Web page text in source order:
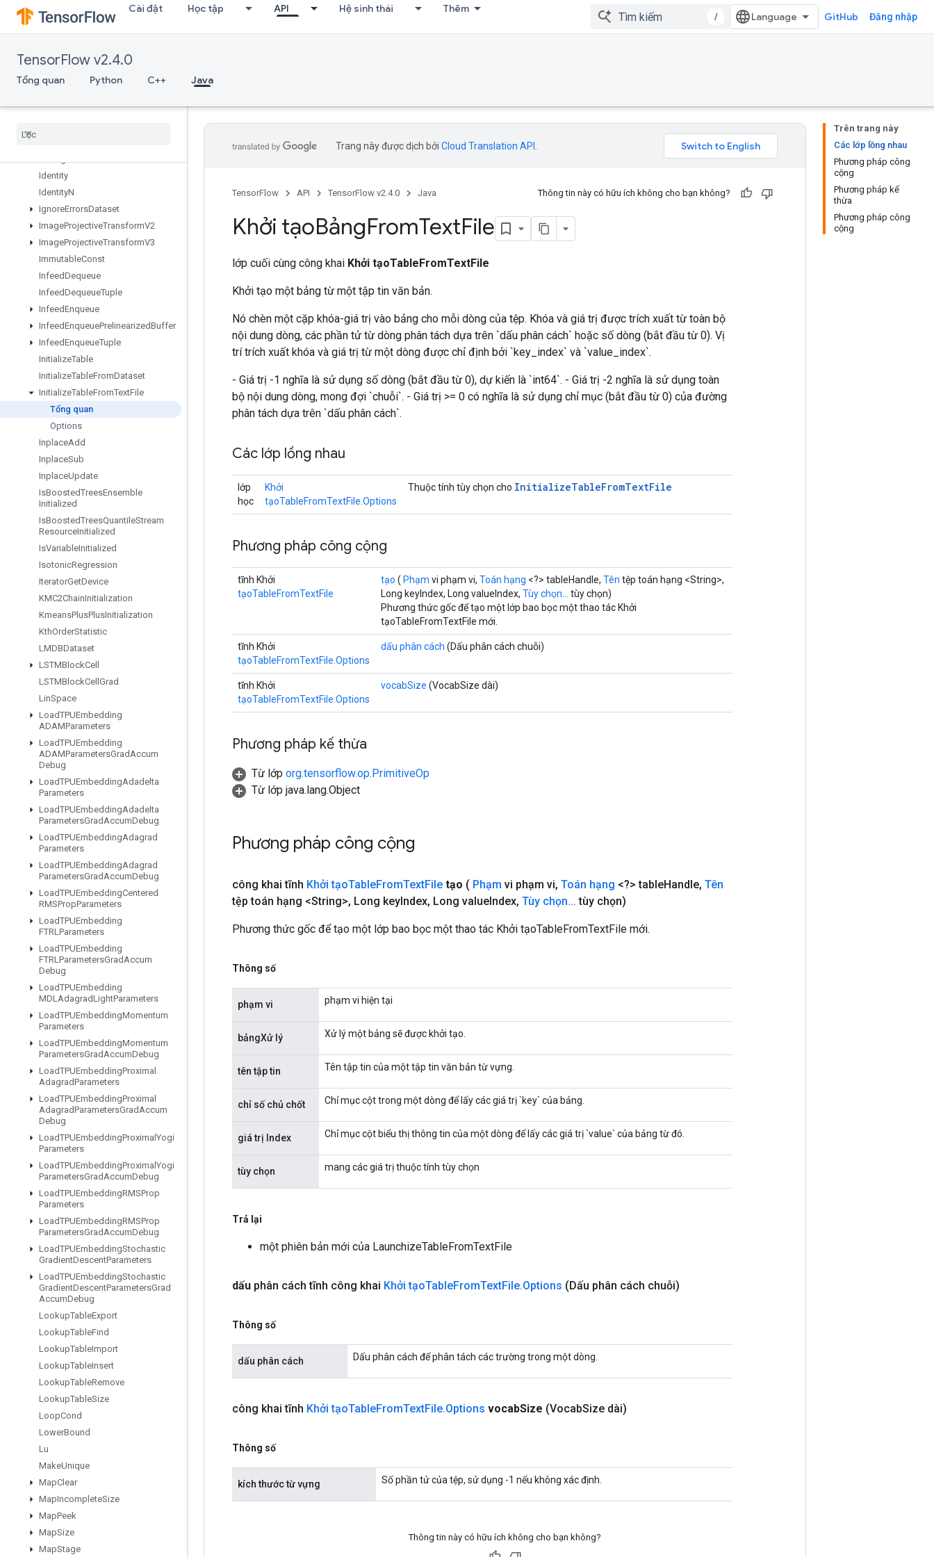
Cài đặt Học tập API Hệ sinh thái Thêm
/ GitHub Đăng nhập
TensorFlow v2.4.0
Tổng quan Python C++ Java
GRUBlockCellGrad
Gather
GenerateBoundingBoxProposals
GetSessionHandle
Gradients
Identity
IdentityN
IgnoreErrorsDataset
ImageProjectiveTransformV2
ImageProjectiveTransformV3
ImmutableConst
InfeedDequeue
InfeedDequeueTuple
InfeedEnqueue
InfeedEnqueuePrelinearizedBuffer
InfeedEnqueueTuple
InitializeTable
InitializeTableFromDataset
InitializeTableFromTextFile
Tổng quan
Options
InplaceAdd
InplaceSub
InplaceUpdate
IsBoostedTreesEnsemble
Initialized
IsBoostedTreesQuantileStream
ResourceInitialized
IsVariableInitialized
IsotonicRegression
IteratorGetDevice
KMC2ChainInitialization
KmeansPlusPlusInitialization
KthOrderStatistic
LMDBDataset
LSTMBlockCell
LSTMBlockCell Grad
LinSpace
LoadTPUEmbedding
ADAMParameters
LoadTPUEmbedding
ADAMParametersGradAccum
Debug
LoadTPUEmbeddingAdadelta
Parameters
LoadTPUEmbeddingAdadelta
ParametersGradAccumDebug
LoadTPUEmbeddingAdagrad
Parameters
LoadTPUEmbeddingAdagrad
ParametersGradAccumDebug
LoadTPUEmbeddingCentered
RMSPropParameters
LoadTPUEmbedding
FTRLParameters
LoadTPUEmbedding
FTRLParametersGradAccum
Debug
LoadTPUEmbedding
MDLAdagradLightParameters
LoadTPUEmbeddingMomentum
Parameters
LoadTPUEmbeddingMomentum
ParametersGradAccumDebug
LoadTPUEmbeddingProximal
AdagradParameters
LoadTPUEmbeddingProximal
AdagradParametersGradAccum
Debug
LoadTPUEmbeddingProximal Yogi
Parameters
LoadTPUEmbeddingProximal Yogi
ParametersGradAccumDebug
LoadTPUEmbeddingRMSProp
Parameters
LoadTPUEmbeddingRMSProp
ParametersGradAccumDebug
LoadTPUEmbeddingStochastic
GradientDescentParameters
LoadTPUEmbeddingStochastic
GradientDescentParametersGrad
AccumDebug
LookupTableExport
LookupTableFind
LookupTableImport
LookupTableInsert
LookupTableRemove
LookupTableSize
LoopCond
LowerBound
Lu
MakeUnique
MapClear
MapIncompleteSize
MapPeek
MapSize
MapStage
Trên trang này
Các lớp lồng nhau
Phương pháp công
cộng
Phương pháp kế
thừa
Phương pháp công
cộng
Trang này được dịch bởi Cloud Translation API
TensorFlow API TensorFlow v2.4.0 Java Thông tin này có hữu ích không cho bạn không?
Khởi tạoBảngFromTextFile
lớp cuối cùng công khai Khởi tạoTableFromTextFile
Khởi tạo một bảng từ một tập tin văn bản.
Nó chèn một cặp khóa-giá trị vào bảng cho mỗi dòng của tệp. Khóa và giá trị được trích xuất từ ​​toàn bộ
nội dung dòng, các phần tử từ dòng phân tách dựa trên `dấu phân cách` hoặc số dòng (bắt đầu từ 0). Vị
trí trích xuất khóa và giá trị từ một dòng được chỉ định bởi `key_index` và `value_index`.
- Giá trị -1 nghĩa là sử dụng số dòng (bắt đầu từ 0), dự kiến ​​là `int64`. - Giá trị -2 nghĩa là sử dụng toàn
bộ nội dung dòng, mong đợi `chuỗi`. - Giá trị >= 0 có nghĩa là sử dụng chỉ mục (bắt đầu từ 0) của đường
phân tách dựa trên `dấu phân cách`.
Các lớp lồng nhau
lớp
học
Khởi
tạoTableFromTextFile.Options
Thuộc tính tùy chọn cho InitializeTableFromTextFile
Phương pháp công cộng
tĩnh Khởi
tạoTableFromTextFile
tạo ( Phạm vi phạm vi, Toán hạng <?> tableHandle, Tên tệp toán hạng <String>,
Long keyIndex, Long valueIndex, Tùy chọn...
tùy chọn)
Phương thức gốc để tạo một lớp bao bọc một thao tác Khởi
tạoTableFromTextFile mới.
tĩnh Khởi
tạoTableFromTextFile.Options
dấu phân cách (Dấu phân cách chuỗi)
tĩnh Khởi
tạoTableFromTextFile.Options
vocabSize (VocabSize dài)
Phương pháp kế thừa
Từ lớp org.tensorflow.op.PrimitiveOp
Từ lớp java.lang.Object
Phương pháp công cộng
công khai tĩnh Khởi tạoTableFromTextFile tạo ( Phạm vi phạm vi, Toán hạng <?> tableHandle, Tên
tệp toán hạng <String>, Long keyIndex, Long valueIndex, Tùy chọn... tùy chọn)
Phương thức gốc để tạo một lớp bao bọc một thao tác Khởi tạoTableFromTextFile mới.
Thông số
phạm vi phạm vi hiện tại
bảngXử lý Xử lý một bảng sẽ được khởi tạo.
tên tập tin Tên tập tin của một tập tin văn bản từ vựng.
chỉ số chủ chốt Chỉ mục cột trong một dòng để lấy các giá trị `key` của bảng.
giá trị Index Chỉ mục cột biểu thị thông tin của một dòng để lấy các giá trị `value` của bảng từ đó.
tùy chọn mang các giá trị thuộc tính tùy chọn
Trả lại
một phiên bản mới của LaunchizeTableFromTextFile
dấu phân cách tĩnh công khai Khởi tạoTableFromTextFile.Options (Dấu phân cách chuỗi)
Thông số
dấu phân cách Dấu phân cách để phân tách các trường trong một dòng.
công khai tĩnh Khởi tạoTableFromTextFile.Options vocabSize (VocabSize dài)
Thông số
kích thước từ vựng Số phần tử của tệp, sử dụng -1 nếu không xác định.
Thông tin này có hữu ích không cho bạn không?